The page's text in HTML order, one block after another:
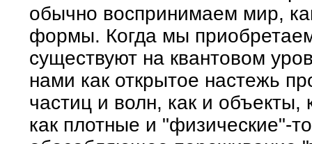
обычно воспринимаем мир,
формы. Когда мы
существуют на квантовом
нами как открытое настежь
частиц и волн, как и
как плотные и "физические"-